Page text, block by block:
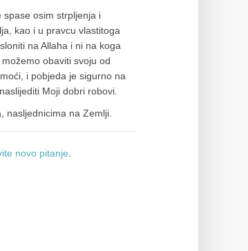
spase osim strpljenja i
kao i u pravcu vlastitoga
na Allaha i ni na koga
obaviti svoju od
i pobjeda je sigurno na
Moji dobri robovi.
nasljednicima na Zemlji.
novo pitanje.